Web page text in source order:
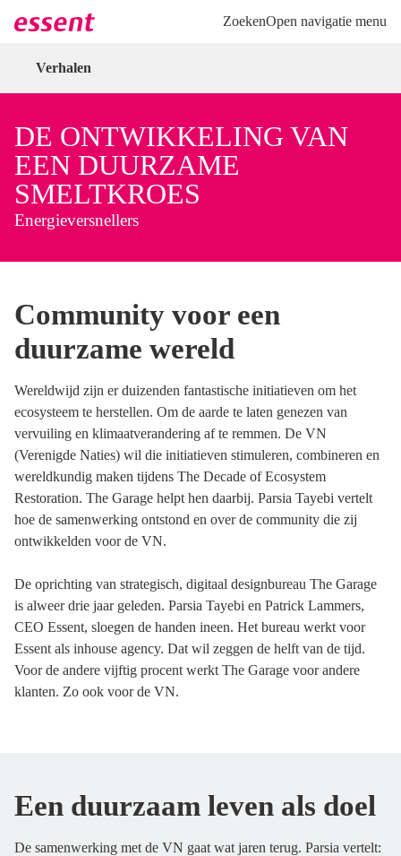
Direct naar hoofdinhoud
Direct naar inloggen ZoekenOpen navigatie menu
Verhalen
DE ONTWIKKELING VAN
EEN DUURZAME
SMELTKROES
Energieversnellers
Community voor een
duurzame wereld
Wereldwijd zijn er duizenden fantastische initiatieven om het
ecosysteem te herstellen. Om de aarde te laten genezen van
vervuiling en klimaatverandering af te remmen. De VN
(Verenigde Naties) wil die initiatieven stimuleren, combineren en
wereldkundig maken tijdens The Decade of Ecosystem
Restoration. The Garage helpt hen daarbij. Parsia Tayebi vertelt
hoe de samenwerking ontstond en over de community die zij
ontwikkelden voor de VN.
De oprichting van strategisch, digitaal designbureau The Garage
is alweer drie jaar geleden. Parsia Tayebi en Patrick Lammers,
CEO Essent, sloegen de handen ineen. Het bureau werkt voor
Essent als inhouse agency. Dat wil zeggen de helft van de tijd.
Voor de andere vijftig procent werkt The Garage voor andere
klanten. Zo ook voor de VN.
Een duurzaam leven als doel
De samenwerking met de VN gaat wat jaren terug. Parsia vertelt: